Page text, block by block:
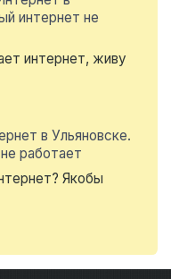
интернет не
интернет, живу
в Ульяновске.
работает
Якобы